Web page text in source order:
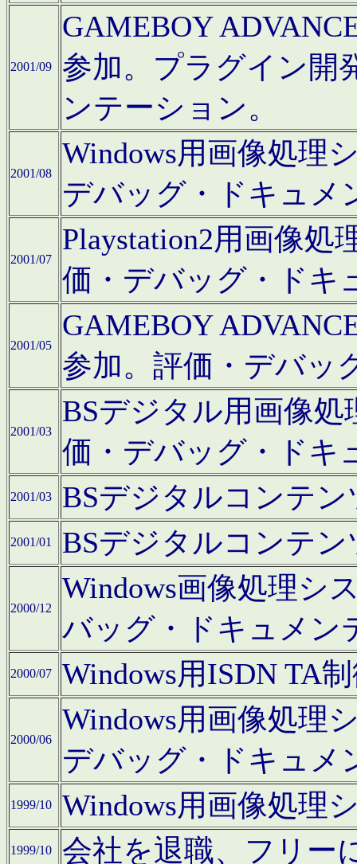
2001/09
GAMEBOY
参加。プラグイン開
ンテーション。
2001/08
Windows用画像処理
デバッグ・ドキュメ
2001/07
Playstation2用画像
価・デバッグ・ドキ
2001/05
GAMEBOY
参加。評価・デバッ
2001/03
BSデジタル用画像
価・デバッグ・ドキ
2001/03 BSデジタルコンテ
2001/01 BSデジタルコンテ
2000/12
Windows画像処理シ
バッグ・ドキュメン
2000/07 Windows用ISDN TA
2000/06
Windows用画像処理
デバッグ・ドキュメ
1999/10 Windows用画像処理
1999/10 会社を退職、フリー